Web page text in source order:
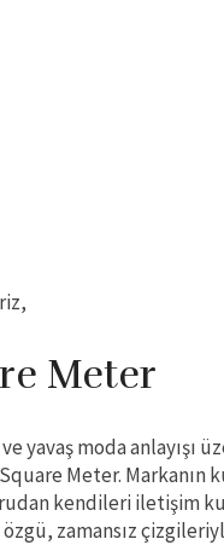
Meter
yavaş moda anlayışı
Meter. Markanın
kendileri iletişim
zamansız